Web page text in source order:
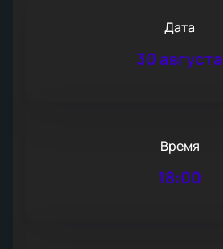
Дата
30 августа
Время
18:00